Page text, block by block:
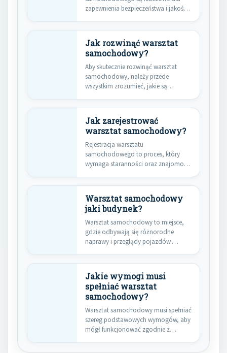
zapewnienia bezpieczeństwa i jakości
Jak rozwinąć warsztat
samochodowy?
Aby skutecznie rozwinąć warsztat
samochodowy, należy przede
wszystkim zrozumieć, jakie są
Jak zarejestrować
warsztat samochodowy?
Rejestracja warsztatu
samochodowego to proces, który
wymaga staranności oraz znajomości
Warsztat samochodowy
jaki budynek?
Warsztat samochodowy to miejsce,
gdzie odbywają się różnorodne
naprawy i przeglądy pojazdów.
Jakie wymogi musi
spełniać warsztat
samochodowy?
Warsztat samochodowy musi spełniać
szereg podstawowych wymogów, aby
mógł funkcjonować zgodnie z